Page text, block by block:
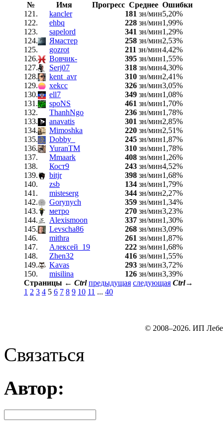
№ Имя Прогресс Среднее Ошибки
121.
kancler 181 зн/мин5,20%
122.
ehbq 228 зн/мин1,99%
123.
sapelord 341 зн/мин1,29%
124.
Ямастер 258 зн/мин2,53%
125.
gozrot 211 зн/мин4,42%
126.
Вовчик- 395 зн/мин1,55%
127.
Serj07 318 зн/мин4,30%
128.
kent_avr 310 зн/мин2,41%
129.
xekcc 326 зн/мин3,05%
130.
ell7 349 зн/мин1,08%
131.
spoNS 461 зн/мин1,70%
132.
ThanhNgo 236 зн/мин1,78%
133.
anavatis 301 зн/мин2,85%
134.
Mimoshka 220 зн/мин2,51%
135.
Dobby_ 245 зн/мин1,87%
136.
YuranTM 310 зн/мин1,78%
137.
Mmaark 408 зн/мин1,26%
138.
Кост9 243 зн/мин4,52%
139.
bitjr 398 зн/мин1,68%
140.
zsb 134 зн/мин1,79%
141.
misteserg 344 зн/мин2,27%
142.
Gorynych 359 зн/мин1,34%
143.
метро 270 зн/мин3,23%
144.
Alexismoon 337 зн/мин1,30%
145.
Levscha86 268 зн/мин3,09%
146.
mithra 261 зн/мин1,87%
147.
Алексей_19 222 зн/мин1,68%
148.
Zhen32 416 зн/мин1,55%
149.
Kavas 293 зн/мин3,72%
150.
misilina 126 зн/мин3,39%
Страницы ← Ctrl предыдущая следующая Ctrl→
1 2 3 4 5 6 7 8 9 10 11 ... 40
© 2008–2026. ИП
Связаться
Автор: